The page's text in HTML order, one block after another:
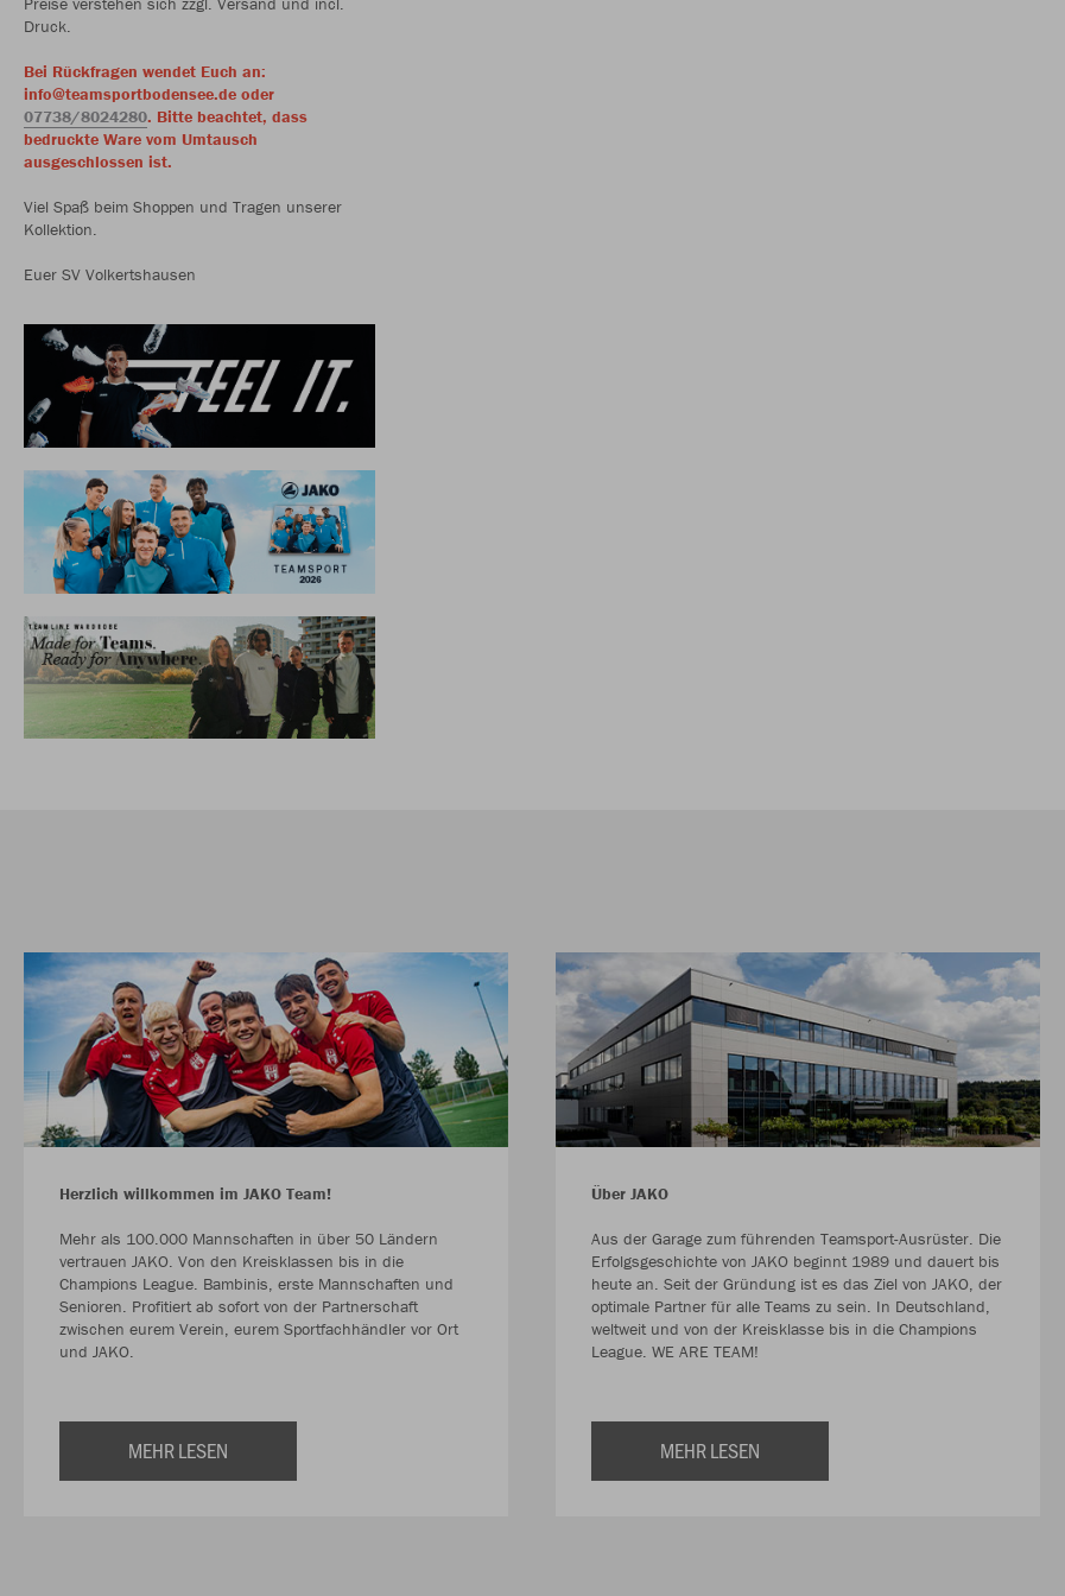
Druck.
Bei Rückfragen wendet Euch an:
info@teamsportbodensee.de oder
07738/8024280. Bitte beachtet, dass
bedruckte Ware vom Umtausch
ausgeschlossen ist.
Viel Spaß beim Shoppen und Tragen unserer
Kollektion.
Euer SV Volkertshausen
Herzlich willkommen im JAKO Team!
Mehr als 100.000 Mannschaften in über 50 Ländern
vertrauen JAKO. Von den Kreisklassen bis in die
Champions League. Bambinis, erste Mannschaften und
Senioren. Profitiert ab sofort von der Partnerschaft
zwischen eurem Verein, eurem Sportfachhändler vor Ort
und JAKO.
MEHR LESEN
Über JAKO
Aus der Garage zum führenden Teamsport-Ausrüster. Die
Erfolgsgeschichte von JAKO beginnt 1989 und dauert bis
heute an. Seit der Gründung ist es das Ziel von JAKO, der
optimale Partner für alle Teams zu sein. In Deutschland,
weltweit und von der Kreisklasse bis in die Champions
League. WE ARE TEAM!
MEHR LESEN